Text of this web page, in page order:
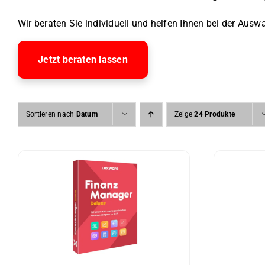
Wir beraten Sie individuell und helfen Ihnen bei der
Jetzt beraten lassen
Sortieren nach Datum Zeige24 Produkte